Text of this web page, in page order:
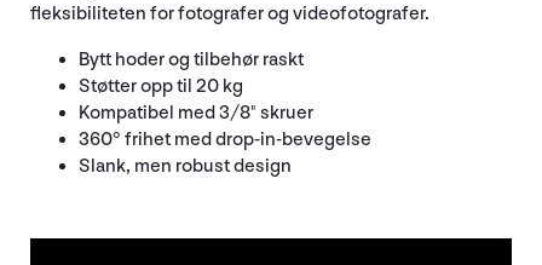
fleksibiliteten for fotografer og videofotografer.
Bytt hoder og tilbehør raskt
Støtter opp til 20 kg
Kompatibel med 3/8" skruer
360° frihet med drop-in-bevegelse
Slank, men robust design